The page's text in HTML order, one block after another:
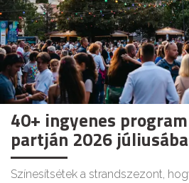
40+ ingyenes
partján 2026
Színesítsétek a strandszezont,